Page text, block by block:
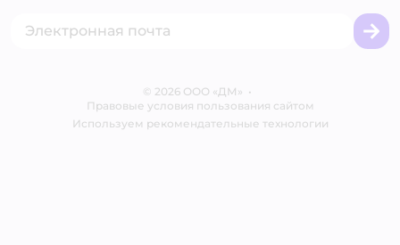
Блог
Корм для собак
© 2026 ООО «ДМ» •
Правовые условия пользования сайтом
Используем рекомендательные технологии